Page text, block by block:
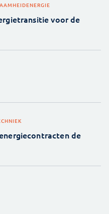
ENERGIE
voor de
de